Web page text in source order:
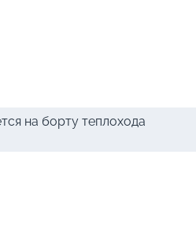
на борту теплохода